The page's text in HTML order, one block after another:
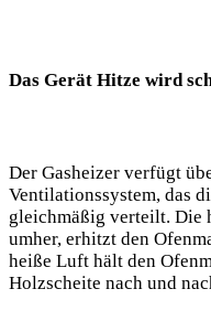
Das Gerät Hitze wird
Der Gasheizer verfügt
Ventilationssystem, das
gleichmäßig verteilt. Die
umher, erhitzt den
heiße Luft hält den
Holzscheite nach und